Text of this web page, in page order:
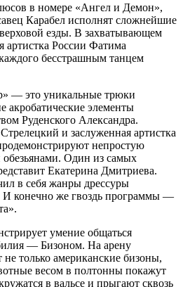
в номере «Ангел и Демон»,
Карабел исполнят сложнейшие
езды. В захватывающем
артистка России Фатима
бесстрашным танцем
— это уникальные трюки
акробатические элементы
Руденского Александра.
и заслуженная артистка
непростую
обезьянами. Один из самых
Екатерина Дмитриева.
в себя жанры дрессуры
конечно же гвоздь программы —
умение общаться
— Бизоном. На арену
только американские бизоны,
весом в полтонны покажут
в вальсе и прыгают сквозь